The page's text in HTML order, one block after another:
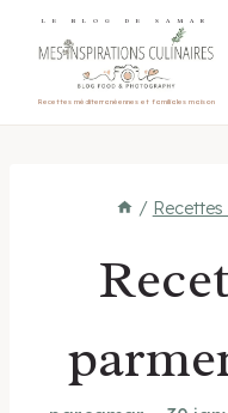
LE BLOG DE SAMAR
Recettes méditerranéennes et familiales maison
/ Recettes